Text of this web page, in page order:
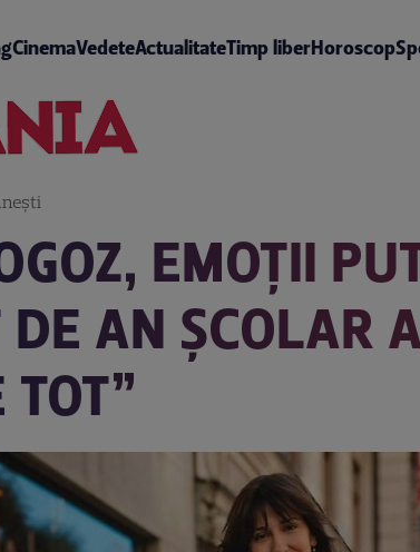
CinemaVedeteActualitateTimp liberHoroscop
EMOȚII
DE AN ȘCOLAR
TOT”